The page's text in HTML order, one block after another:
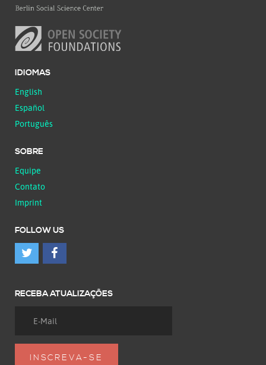
IDIOMAS
English
Español
Português
SOBRE
Equipe
Contato
Imprint
FOLLOW US
RECEBA ATUALIZAÇÕES